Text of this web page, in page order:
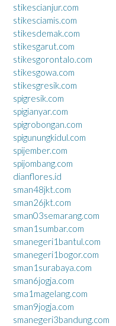
stikescianjur.com
stikesciamis.com
stikesdemak.com
stikesgarut.com
stikesgorontalo.com
stikesgowa.com
stikesgresik.com
spigresik.com
spigianyar.com
spigrobongan.com
spigunungkidul.com
spijember.com
spijombang.com
dianflores.id
sman48jkt.com
sman26jkt.com
sman03semarang.com
sman1sumbar.com
smanegeri1bantul.com
smanegeri1bogor.com
sman1surabaya.com
sman6jogja.com
sma1magelang.com
sman9jogja.com
smanegeri3bandung.com